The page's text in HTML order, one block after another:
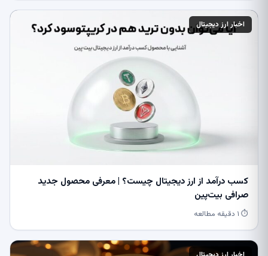
اخبار ارز دیجیتال
کسب درآمد از ارز دیجیتال چیست؟ | معرفی محصول جدید
صرافی بیت‌پین
⏱ ۱ دقیقه مطالعه